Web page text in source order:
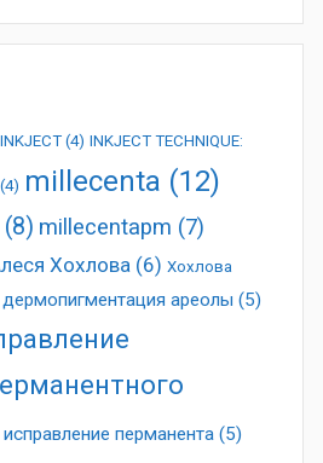
INKJECT (4) INKJECT TECHNIQUE:
(4) millecenta (12)
(8) millecentapm (7)
Хохлова (6) Хохлова
дермопигментация ареолы (5)
исправление перманента (5)